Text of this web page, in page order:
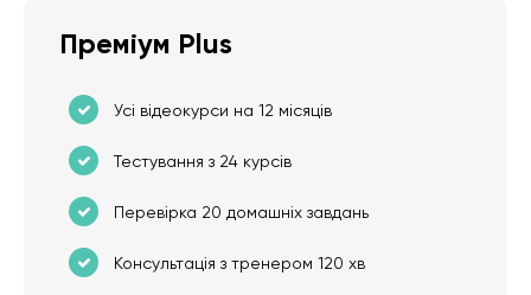
Преміум Plus
Усі відеокурси на 12 місяців
Тестування з 24 курсів
Перевірка 20 домашніх завдань
Консультація з тренером 120 хв